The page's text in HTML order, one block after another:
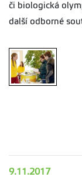
či biologická
další odborné
9.11.2017